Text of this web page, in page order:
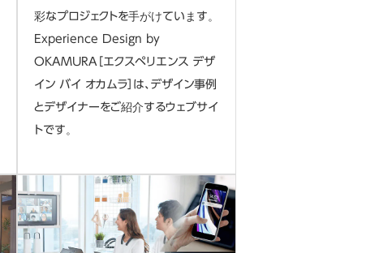
彩なプロジェクトを手がけています。
Experience Design by
OKAMURA［エクスペリエンス デザ
イン バイ オカムラ］は、デザイン事例
とデザイナーをご紹介するウェブサイ
トです。